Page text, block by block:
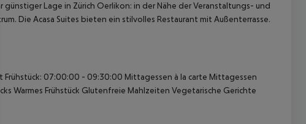
Lage in Zürich Oerlikon: in der Nähe der Veranstaltungs- und
Die Acasa Suites bieten ein stilvolles Restaurant mit Außenterrasse.
07:00:00 - 09:30:00 Mittagessen à la carte Mittagessen
Warmes Frühstück Glutenfreie Mahlzeiten Vegetarische Gerichte